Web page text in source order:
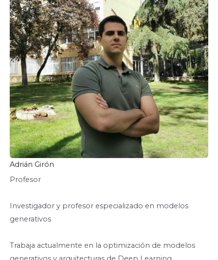
Adrián Girón
Profesor
Investigador y profesor especializado en modelos
generativos
Trabaja actualmente en la optimización de modelos